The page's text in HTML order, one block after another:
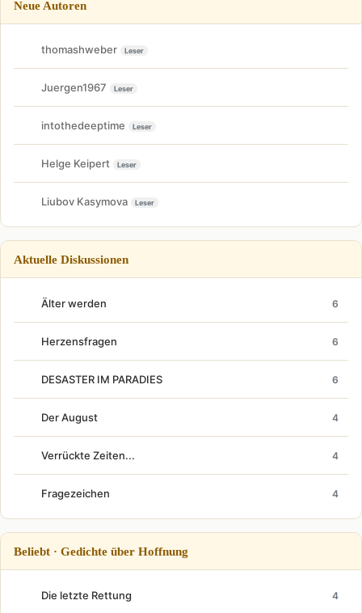
Neue Autoren
thomashweber Leser
Juergen1967 Leser
intothedeeptime Leser
Helge Keipert Leser
Liubov Kasymova Leser
Aktuelle Diskussionen
Älter werden 6
Herzensfragen 6
DESASTER IM PARADIES 6
Der August 4
Verrückte Zeiten... 4
Fragezeichen 4
Beliebt · Gedichte über Hoffnung
Die letzte Rettung 4